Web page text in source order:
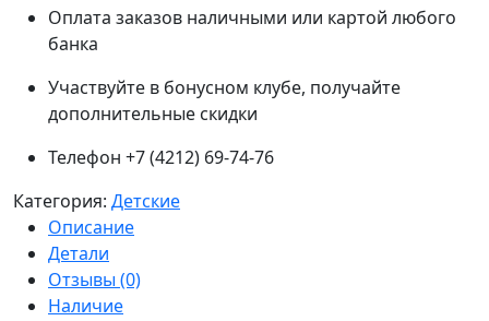
Оплата заказов наличными или картой любого
банка
Участвуйте в бонусном клубе, получайте
дополнительные скидки
Телефон +7 (4212) 69-74-76
Категория: Детские
Описание
Детали
Отзывы (0)
Наличие